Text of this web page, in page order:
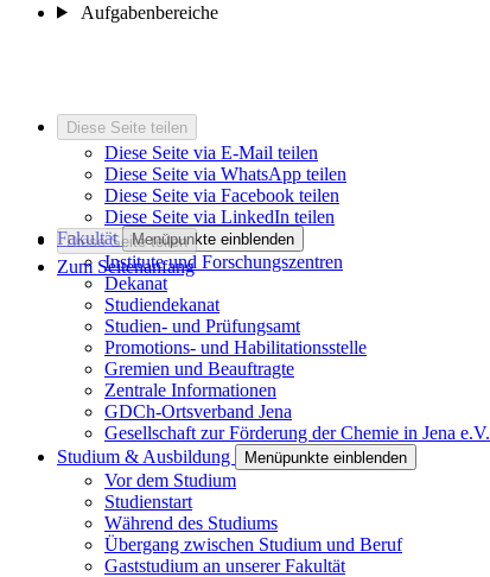
Aufgabenbereiche
Diese Seite teilen
Diese Seite via E-Mail teilen
Diese Seite via WhatsApp teilen
Diese Seite via Facebook teilen
Diese Seite via LinkedIn teilen
Diese Seite teilen
Zum Seitenanfang
Fakultät Menüpunkte einblenden
Institute und Forschungszentren
Dekanat
Studiendekanat
Studien- und Prüfungsamt
Promotions- und Habilitationsstelle
Gremien und Beauftragte
Zentrale Informationen
GDCh-Ortsverband Jena
Gesellschaft zur Förderung der Chemie in Jena e.V.
Studium & Ausbildung
Menüpunkte einblenden
Vor dem Studium
Studienstart
Während des Studiums
Übergang zwischen Studium und Beruf
Gaststudium an unserer Fakultät